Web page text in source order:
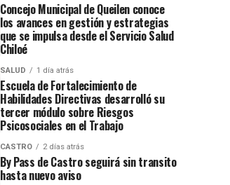
Concejo Municipal de Queilen conoce
los avances en gestión y estrategias
que se impulsa desde el Servicio Salud
Chiloé
SALUD 1 día atrás
Escuela de Fortalecimiento de
Habilidades Directivas desarrolló su
tercer módulo sobre Riesgos
Psicosociales en el Trabajo
CASTRO 2 días atrás
By Pass de Castro seguirá sin transito
hasta nuevo aviso